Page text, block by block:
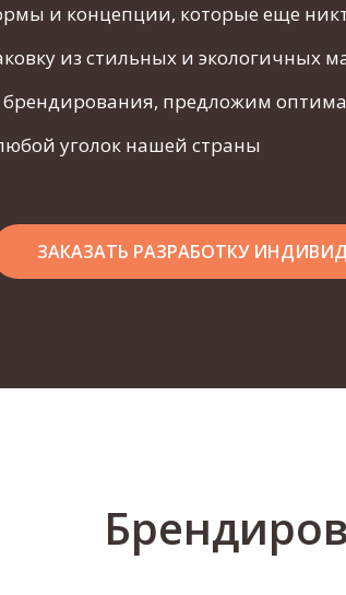
и концепции, которые еще
из стильных и экологичных
предложим
уголок нашей страны
ЗАКАЗАТЬ РАЗРАБОТКУ